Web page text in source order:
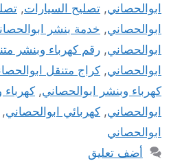
ابوالحصاني, تصليح السيارات,
ابوالحصاني, خدمة بنشر
ابوالحصاني, رقم كهرباء وبنشر
ابوالحصاني, كراج متنقل
كهرباء وبنشر ابوالحصاني,
ابوالحصاني, كهربائي ابوالحصاني,
ابوالحصاني
أضف تعليق